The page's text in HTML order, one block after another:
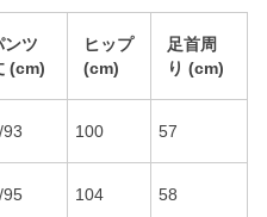
ンツ
(cm)
ヒップ
(cm)
足首周
り (cm)
100 57
95 104 58